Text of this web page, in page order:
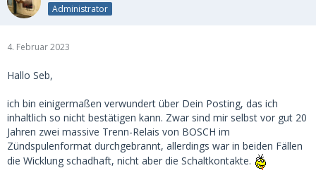
Administrator
4. Februar 2023
Hallo Seb,
ich bin einigermaßen verwundert über Dein Posting, das ich
inhaltlich so nicht bestätigen kann. Zwar sind mir selbst vor gut 20
Jahren zwei massive Trenn-Relais von BOSCH im
Zündspulenformat durchgebrannt, allerdings war in beiden Fällen
die Wicklung schadhaft, nicht aber die Schaltkontakte.